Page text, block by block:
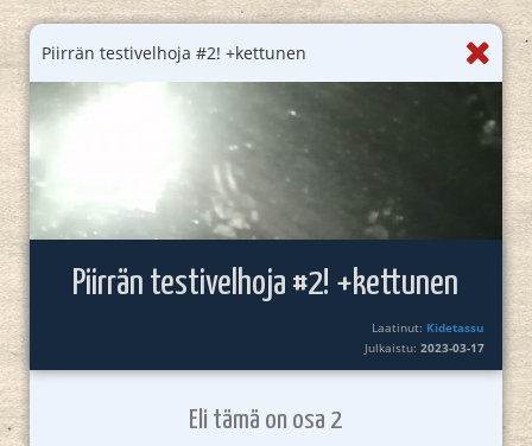
Piirrän testivelhoja #2! +kettunen
Piirrän testivelhoja #2! +kettunen
Laatinut: Kidetassu
Julkaistu:2023-03-17
Eli tämä on osa 2